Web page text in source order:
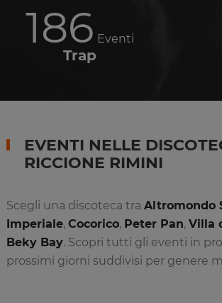
186 Eventi
Trap
EVENTI NELLE
RICCIONE RIMINI
Scegli una discoteca tra Altromondo
Imperiale, Cocorico, Peter Pan, Villa
Beky Bay. Scopri tutti gli eventi in
prossimi giorni suddivisi per genere